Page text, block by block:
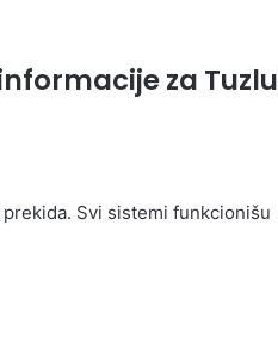
za Tuzlu
Svi sistemi funkcionišu